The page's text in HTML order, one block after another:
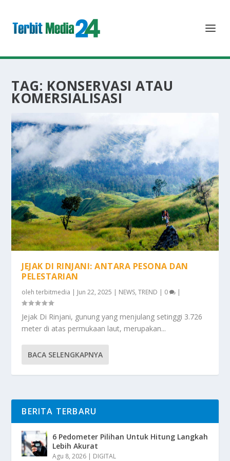
TAG: KONSERVASI ATAU
KOMERSIALISASI
JEJAK DI RINJANI: ANTARA PESONA DAN
PELESTARIAN
olehterbitmedia | Jun 22, 2025 | NEWS,TREND | 0 |
Jejak Di Rinjani, gunung yang menjulang setinggi 3.726
meter di atas permukaan laut, merupakan...
BACA SELENGKAPNYA
BERITA TERBARU
6 Pedometer Pilihan Untuk Hitung Langkah
Lebih Akurat
Agu 8, 2026 | DIGITAL